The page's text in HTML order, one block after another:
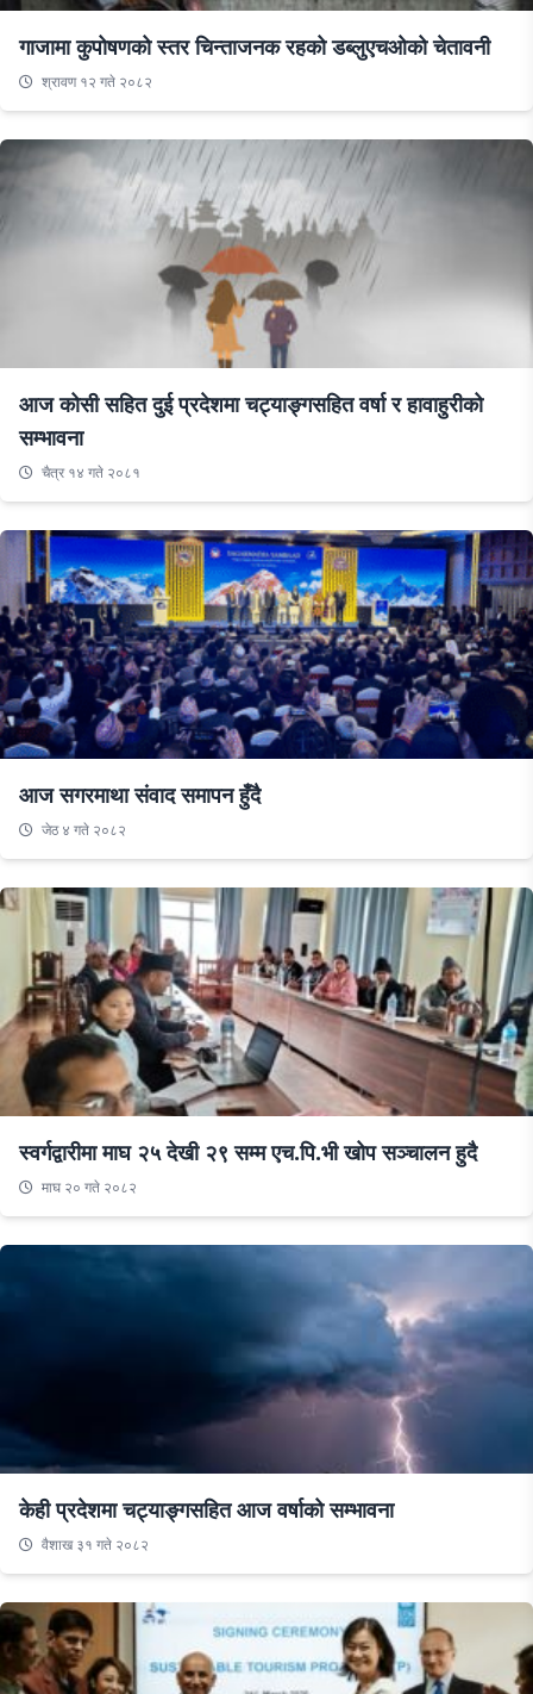
गाजामा कुपोषणको स्तर चिन्ताजनक रहको डब्लुएचओको चेतावनी
श्रावण १२ गते २०८२
आज कोसी सहित दुई प्रदेशमा चट्याङ्गसहित वर्षा र हावाहुरीको
सम्भावना
चैत्र १४ गते २०८१
आज सगरमाथा संवाद समापन हुँदै
जेठ ४ गते २०८२
स्वर्गद्वारीमा माघ २५ देखी २९ सम्म एच.पि.भी खोप सञ्चालन हुदै
माघ २० गते २०८२
केही प्रदेशमा चट्याङ्गसहित आज वर्षाको सम्भावना
वैशाख ३१ गते २०८२